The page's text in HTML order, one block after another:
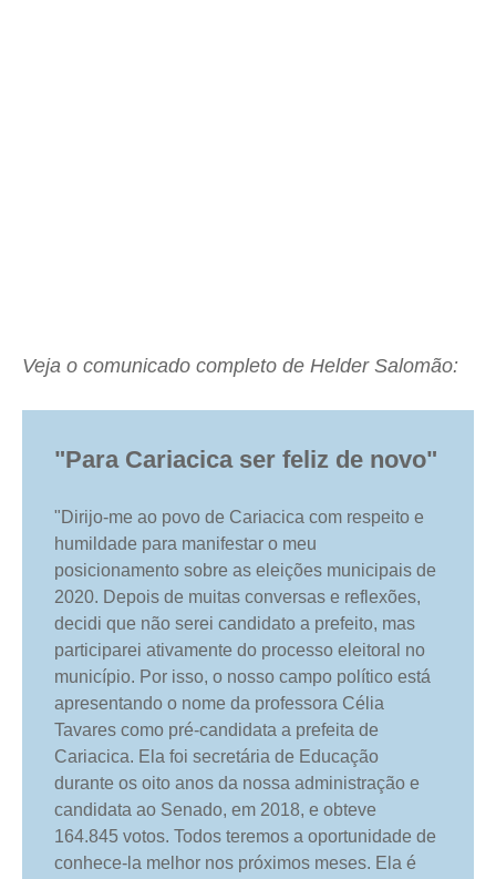
Veja o comunicado completo de Helder Salomão:
"Para Cariacica ser feliz de novo"
"Dirijo-me ao povo de Cariacica com respeito e
humildade para manifestar o meu
posicionamento sobre as eleições municipais de
2020. Depois de muitas conversas e reflexões,
decidi que não serei candidato a prefeito, mas
participarei ativamente do processo eleitoral no
município. Por isso, o nosso campo político está
apresentando o nome da professora Célia
Tavares como pré-candidata a prefeita de
Cariacica. Ela foi secretária de Educação
durante os oito anos da nossa administração e
candidata ao Senado, em 2018, e obteve
164.845 votos. Todos teremos a oportunidade de
conhece-la melhor nos próximos meses. Ela é